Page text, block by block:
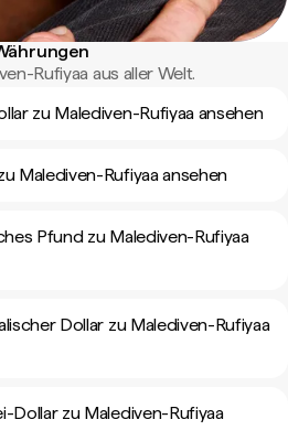
Rufiyaa aus aller Welt.
zu Malediven-Rufiyaa ansehen
Malediven-Rufiyaa ansehen
Pfund zu Malediven-Rufiyaa
Dollar zu Malediven-Rufiyaa
Dollar zu Malediven-Rufiyaa